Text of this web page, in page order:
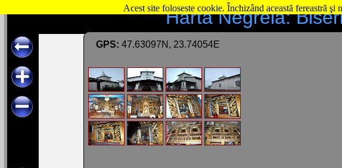
Acest site foloseste cookie. Închizând această fereastră
Hartă Negreia:
GPS: 47.63097N, 23.74054E